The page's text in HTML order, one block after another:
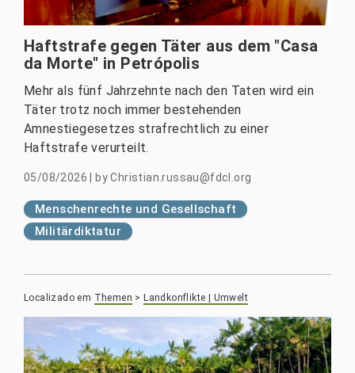
Haftstrafe gegen Täter aus dem "Casa
da Morte" in Petrópolis
Mehr als fünf Jahrzehnte nach den Taten wird ein
Täter trotz noch immer bestehenden
Amnestiegesetzes strafrechtlich zu einer
Haftstrafe verurteilt.
05/08/2026 byChristian.russau@fdcl.org
Menschenrechte und Gesellschaft
Militärdiktatur
Localizado em Themen > Landkonflikte | Umwelt